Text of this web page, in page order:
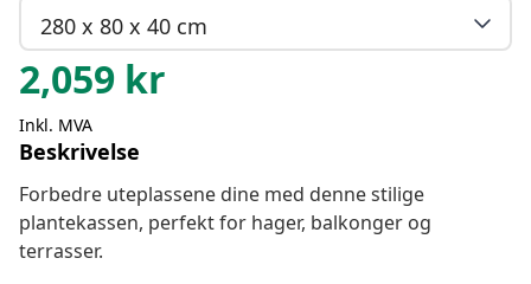
280 x 80 x 40 cm
2,059 kr
Inkl. MVA
Beskrivelse
Forbedre uteplassene dine med denne stilige
plantekassen, perfekt for hager, balkonger og
terrasser.